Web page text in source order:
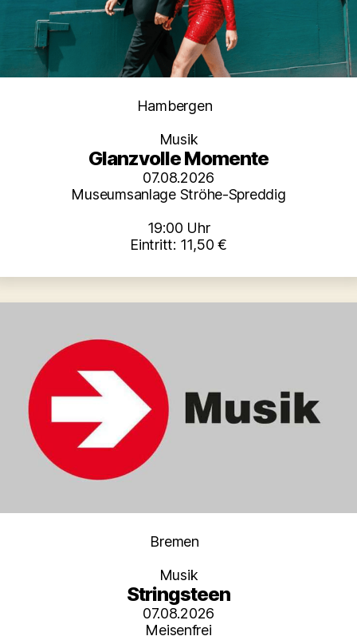
Kategorien
Hambergen
Musik
Glanzvolle Momente
07.08.2026
Museumsanlage Ströhe-Spreddig
19:00 Uhr
Eintritt: 11,50 €
Kategorien
Bremen
Musik
Stringsteen
07.08.2026
Meisenfrei